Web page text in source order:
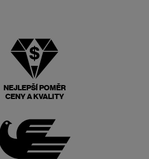
NEJLEPŠÍ POMĚR
CENY A KVALITY